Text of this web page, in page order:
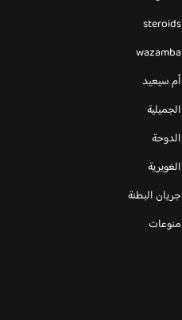
steroids
wazamba
أم سيعيد
الجميلية
الدوحة
الغويرية
جريان البطنة
منوعات